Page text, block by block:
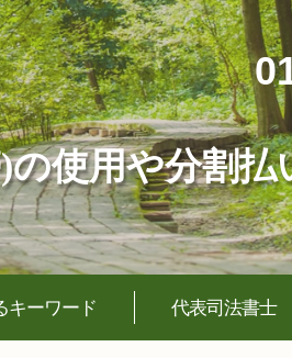
使用や分割払
キーワード 代表司法書士